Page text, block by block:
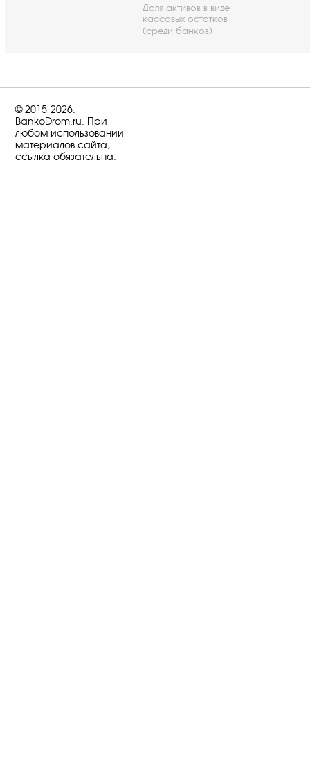
Доля активов в виде
кассовых остатков
(среди банков)
© 2015-2026.
BankoDrom.ru. При
любом использовании
материалов сайта,
ссылка обязательна.